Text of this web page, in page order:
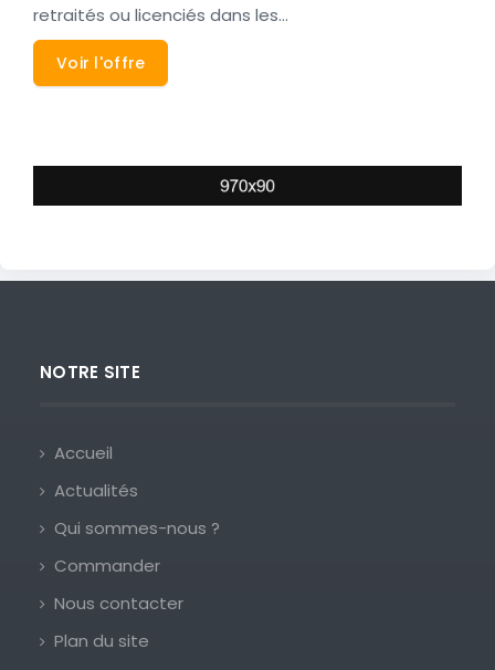
retraités ou licenciés dans les…
Voir l'offre
NOTRE SITE
Accueil
Actualités
Qui sommes-nous ?
Commander
Nous contacter
Plan du site